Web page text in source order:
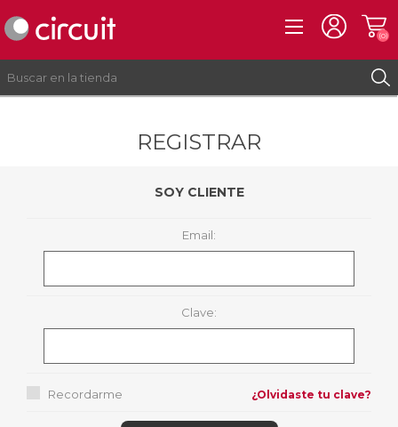
(0)
REGISTRAR
SOY CLIENTE
Email:
Clave:
Recordarme ¿Olvidaste tu clave?